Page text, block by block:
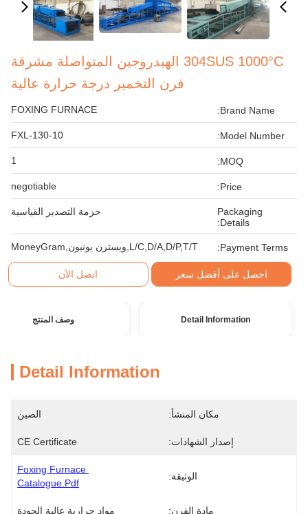
304SUS 1000°C الهيدروجين المتواصلة مشرقة
فرن التخمير درجة حرارة عالية
Brand Name:
FOXING FURNACE
Model Number:
FXL-130-10
MOQ:
1
Price:
negotiable
Packaging
Details:
حزمة التصدير القياسية
Payment Terms: L/C,D/A,D/P,T/T,ويسترن يونيون,MoneyGram
احصل على أفضل سعر اتصل الآن
Detail Information وصف المنتج
Detail Information
مكان المنشأ: الصين
إصدار الشهادات: CE Certificate
الوثيقة:
Foxing Furnace
Catalogue.pdf
مادة الفرن: مواد حرارية عالية الجودة